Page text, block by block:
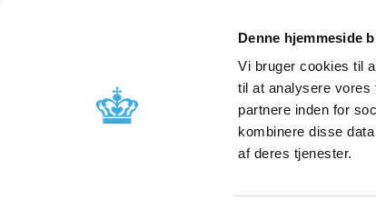
Denne hjemmeside
Vi bruger cookies til
til at analysere vores
partnere inden for
kombinere disse
af deres tjenester.
Godkendelse og